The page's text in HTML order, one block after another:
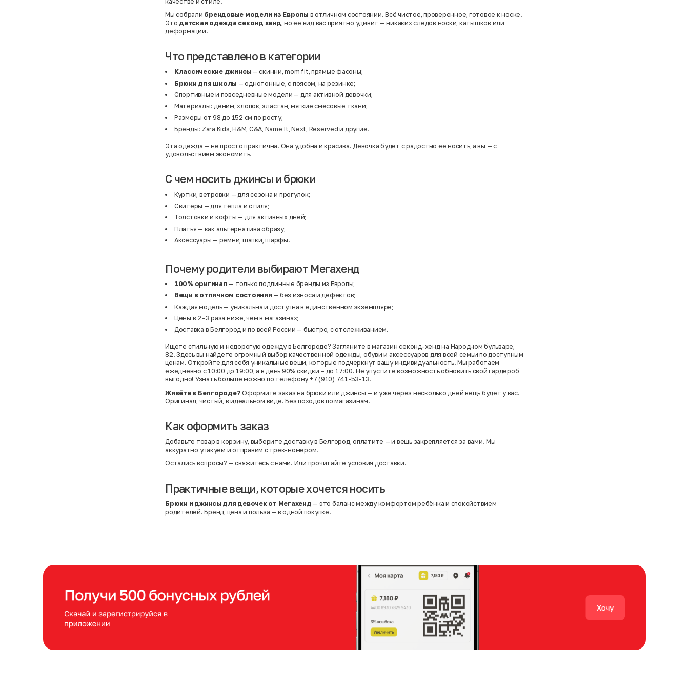
Мы собрали брендовые модели из Европы в отличном состоянии. Всё чистое, проверенное, готовое к носке.
Это детская одежда секонд хенд, но её вид вас приятно удивит — никаких следов носки, катышков или
деформации.
Что представлено в категории
Классические джинсы — скинни, mom fit, прямые фасоны;
Брюки для школы — однотонные, с поясом, на резинке;
Спортивные и повседневные модели — для активной девочки;
Материалы: деним, хлопок, эластан, мягкие смесовые ткани;
Размеры от 98 до 152 см по росту;
Бренды: Zara Kids, H&M, C&A, Name It, Next, Reserved и другие.
Эта одежда — не просто практична. Она удобна и красива. Девочка будет с радостью её носить, а вы — с
удовольствием экономить.
С чем носить джинсы и брюки
Куртки, ветровки — для сезона и прогулок;
Свитеры — для тепла и стиля;
Толстовки и кофты — для активных дней;
Платья — как альтернатива образу;
Аксессуары — ремни, шапки, шарфы.
Почему родители выбирают Мегахенд
100% оригинал — только подлинные бренды из Европы;
Вещи в отличном состоянии — без износа и дефектов;
Каждая модель — уникальна и доступна в единственном экземпляре;
Цены в 2–3 раза ниже, чем в магазинах;
Доставка в Белгород и по всей России — быстро, с отслеживанием.
Ищете стильную и недорогую одежду в Белгороде? Загляните в магазин секонд-хенд на Народном бульваре,
82! Здесь вы найдете огромный выбор качественной одежды, обуви и аксессуаров для всей семьи по доступным
ценам. Откройте для себя уникальные вещи, которые подчеркнут вашу индивидуальность. Мы работаем
ежедневно с 10:00 до 19:00, а в день 90% скидки – до 17:00. Не упустите возможность обновить свой гардероб
выгодно! Узнать больше можно по телефону +7 (910) 741-53-13.
Живёте в Белгороде? Оформите заказ на брюки или джинсы — и уже через несколько дней вещь будет у вас.
Оригинал, чистый, в идеальном виде. Без походов по магазинам.
Как оформить заказ
Добавьте товар в корзину, выберите доставку в Белгород, оплатите — и вещь закрепляется за вами. Мы
аккуратно упакуем и отправим с трек-номером.
Остались вопросы? — свяжитесь с нами. Или прочитайте условия доставки.
Практичные вещи, которые хочется носить
Брюки и джинсы для девочек от Мегахенд — это баланс между комфортом ребёнка и спокойствием
родителей. Бренд, цена и польза — в одной покупке.